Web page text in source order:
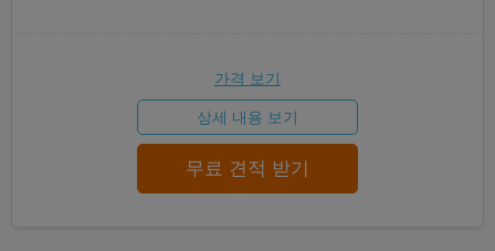
가격 보기
상세 내용 보기
무료 견적 받기